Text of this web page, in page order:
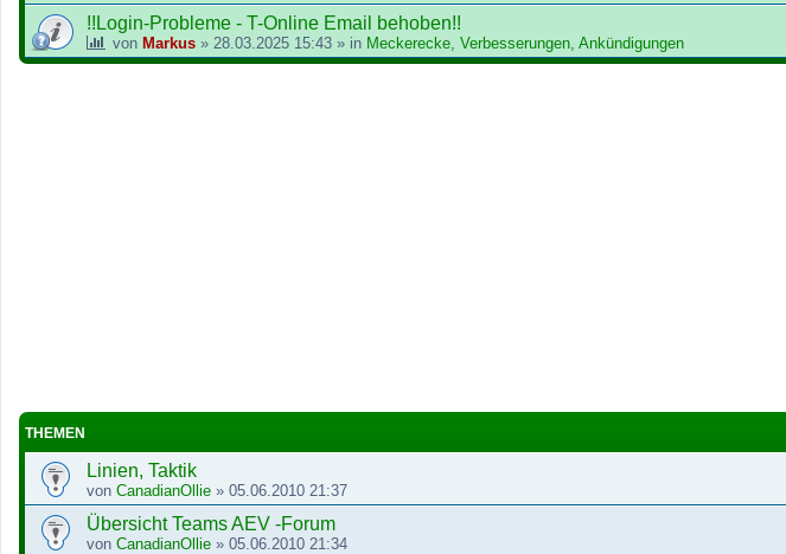
!!Login-Probleme - T-Online Email behoben!!
von Markus » 28.03.2025 15:43 » in Meckerecke, Verbesserungen, Ankündigungen
THEMEN
Linien, Taktik
von CanadianOllie » 05.06.2010 21:37
Übersicht Teams AEV -Forum
von CanadianOllie » 05.06.2010 21:34